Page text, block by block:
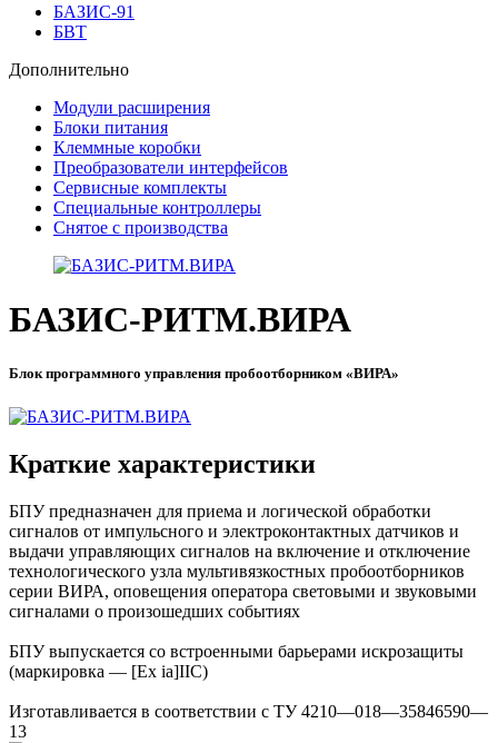
БАЗИС-91
БВТ
Дополнительно
Модули расширения
Блоки питания
Клеммные коробки
Преобразователи интерфейсов
Сервисные комплекты
Специальные контроллеры
Снятое с производства
БАЗИС-РИТМ.ВИРА
Блок программного управления пробоотборником «ВИРА»
Краткие характеристики
БПУ предназначен для приема и логической обработки
сигналов от импульсного и электроконтактных датчиков и
выдачи управляющих сигналов на включение и отключение
технологического узла мультивязкостных пробоотборников
серии ВИРА, оповещения оператора световыми и звуковыми
сигналами о произошедших событиях
БПУ выпускается со встроенными барьерами искрозащиты
(маркировка — [Ex ia]IIC)
Изготавливается в соответствии с ТУ 4210—018—35846590—
13